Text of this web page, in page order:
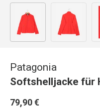
Bild 1 in Galerieansicht
Patagonia
Softshelljacke für
79,90 €